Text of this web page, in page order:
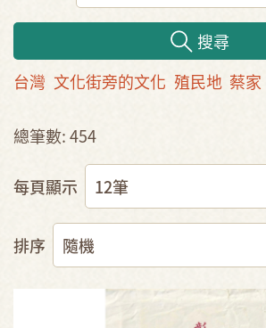
搜尋
台灣 文化街旁的文化 殖民地 蔡家
總筆數: 454
每頁顯示
排序